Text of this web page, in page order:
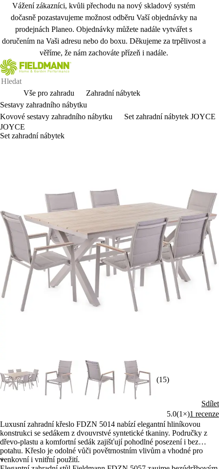
Vážení zákazníci, kvůli přechodu na nový skladový systém
dočasně pozastavujeme možnost odběru Vaší objednávky na
prodejnách Planeo. Objednávky můžete nadále vytvářet s
doručením na Vaši adresu nebo do boxu. Děkujeme za trpělivost a
věříme, že nám zachováte přízeň i nadále.
Vše pro zahradu
Zahradní nábytek
Sestavy zahradního nábytku
Kovové sestavy zahradního nábytku
Set zahradní nábytek JOYCE
JOYCE
Set zahradní nábytek
(15)
Sdílet
5.0(1×)1 recenze
Luxusní zahradní křeslo FDZN 5014 nabízí elegantní hliníkovou
konstrukci se sedákem z dvouvrstvé syntetické tkaniny. Područky z
dřevo-plastu a komfortní sedák zajišťují pohodlné posezení i bez
potahu. Křeslo je odolné vůči povětrnostním vlivům a vhodné pro
venkovní i vnitřní použití.
+